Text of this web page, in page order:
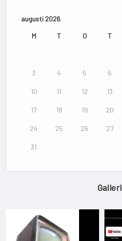
augusti 2026
M T O T
3 4 5 6
10 11 12 13
17 18 19 20
24 25 26 27
31
Galleri